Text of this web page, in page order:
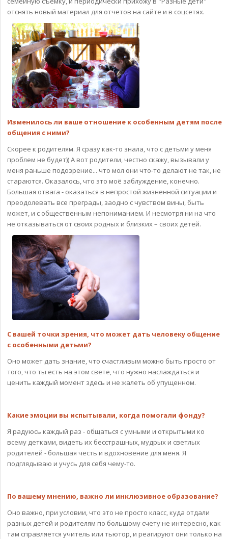
отснять новый материал для отчетов на сайте и в соцсетях.
Изменилось ли ваше отношение к особенным детям после
общения с ними?
Скорее к родителям. Я сразу как-то знала, что с детьми у меня
проблем не будет)) А вот родители, честно скажу, вызывали у
меня раньше подозрение... что мол они что-то делают не так, не
стараются. Оказалось, что это моё заблуждение, конечно.
Большая отвага - оказаться в непростой жизненной ситуации и
преодолевать все преграды, заодно с чувством вины, быть
может, и с общественным непониманием. И несмотря ни на что
не отказываться от своих родных и близких – своих детей.
С вашей точки зрения, что может дать человеку общение
с особенными детьми?
Оно может дать знание, что счастливым можно быть просто от
того, что ты есть на этом свете, что нужно наслаждаться и
ценить каждый момент здесь и не жалеть об упущенном.
Какие эмоции вы испытывали, когда помогали фонду?
Я радуюсь каждый раз - общаться с умными и открытыми ко
всему детками, видеть их бесстрашных, мудрых и светлых
родителей - большая честь и вдохновение для меня. Я
подглядываю и учусь для себя чему-то.
По вашему мнению, важно ли инклюзивное образование?
Оно важно, при условии, что это не просто класс, куда отдали
разных детей и родителям по большому счету не интересно, как
там справляется учитель или тьютор, и реагируют они только на